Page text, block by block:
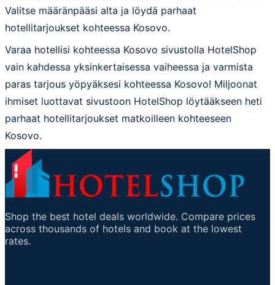
Valitse määränpääsi alta ja löydä parhaat
hotellitarjoukset kohteessa Kosovo.
Varaa hotellisi kohteessa Kosovo sivustolla HotelShop
vain kahdessa yksinkertaisessa vaiheessa ja varmista
paras tarjous yöpyäksesi kohteessa Kosovo! Miljoonat
ihmiset luottavat sivustoon HotelShop löytääkseen heti
parhaat hotellitarjoukset matkoilleen kohteeseen
Kosovo.
Shop the best hotel deals worldwide. Compare prices
across thousands of hotels and book at the lowest
rates.